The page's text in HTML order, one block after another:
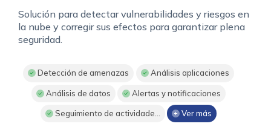
Solución para detectar vulnerabilidades y riesgos en
la nube y corregir sus efectos para garantizar plena
seguridad.
Detección de amenazas Análisis aplicaciones
Análisis de datos Alertas y notificaciones
Seguimiento de actividade... Ver más